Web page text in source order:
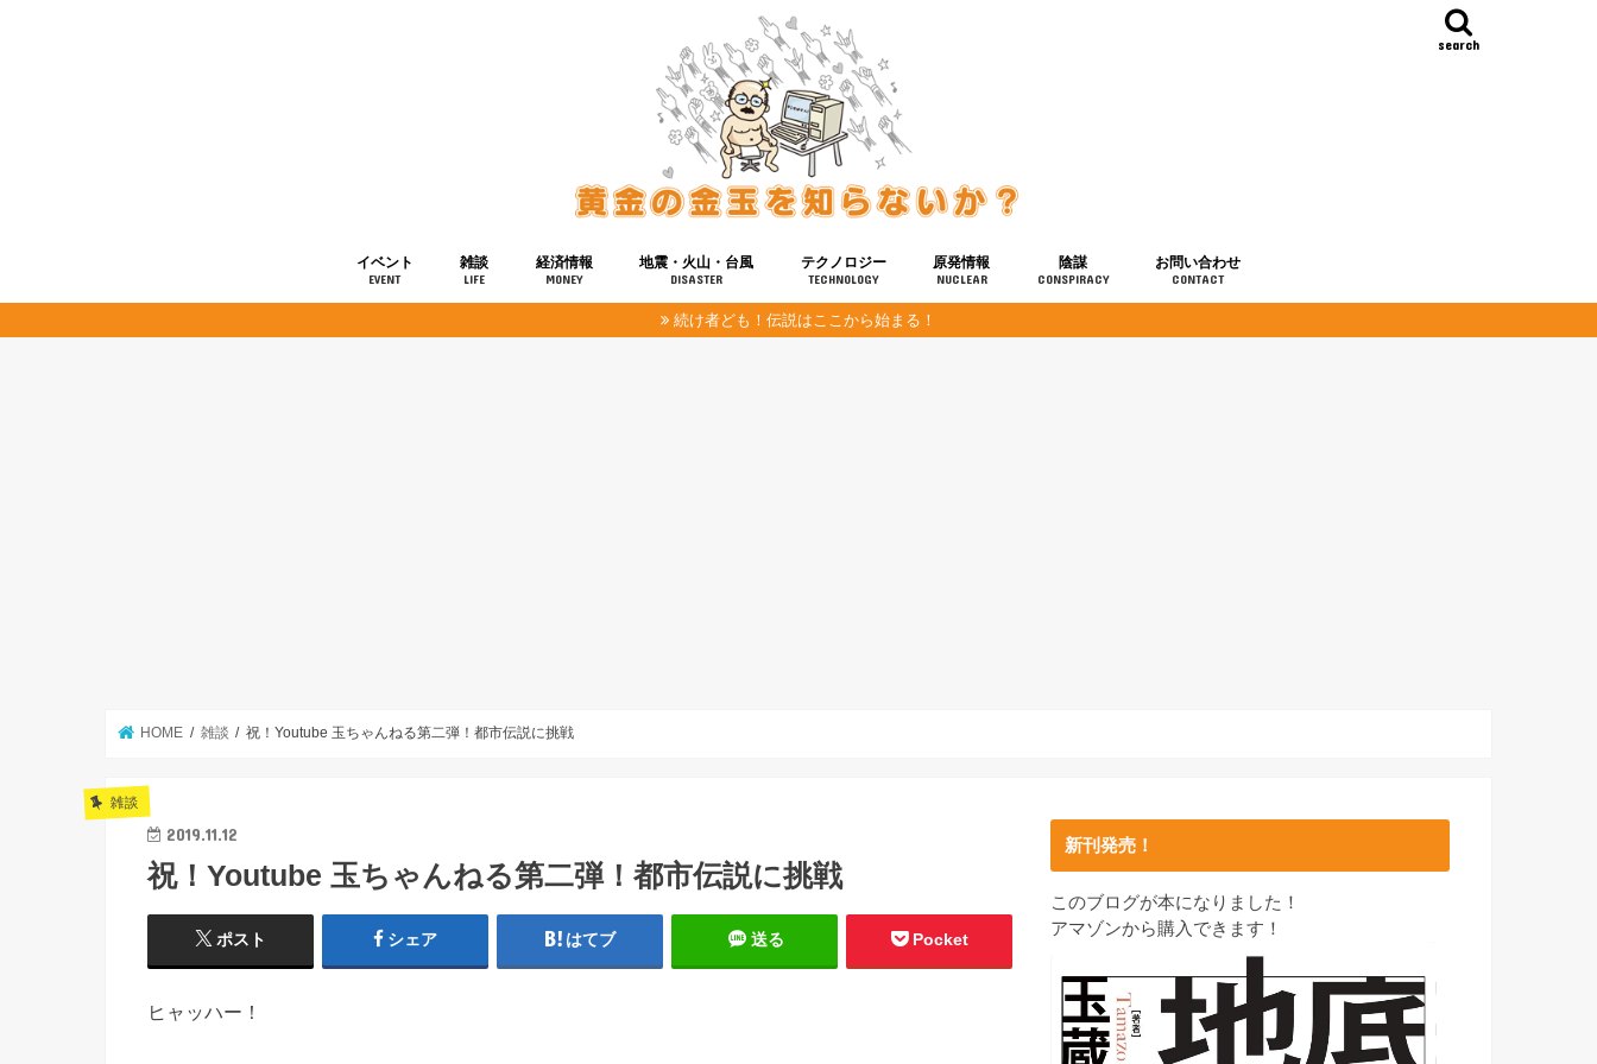
search
イベント
EVENT
雑談
LIFE
経済情報
MONEY
地震・火山・台風
DISASTER
テクノロジー
TECHNOLOGY
健康
宇宙
原発情報
NUCLEAR
陰謀
CONSPIRACY
お問い合わせ
CONTACT
続け者ども！伝説はここから始まる！
HOME 雑談 祝！Youtube 玉ちゃんねる第二弾！都市伝説に挑戦
雑談
2019.11.12
祝！Youtube 玉ちゃんねる第二弾！都市伝説に挑戦
ポスト シェア はてブ 送る Pocket
ヒャッハー！
新刊発売！
このブログが本になりました！
アマゾンから購入できます！